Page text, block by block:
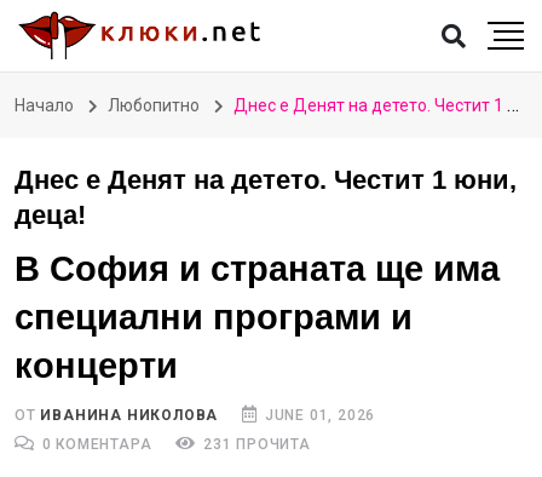
Начало Любопитно Днес е Денят на детето. Честит 1 юни, деца!
Днес е Денят на детето. Честит 1 юни,
деца!
В София и страната ще има
специални програми и
концерти
ОТ ИВАНИНА НИКОЛОВА
JUNE 01, 2026
0 КОМЕНТАРА
231 ПРОЧИТА